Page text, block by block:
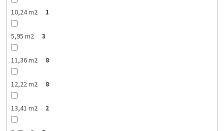
10,24 m2 1
5,95 m2 3
11,36 m2 8
12,22 m2 8
13,41 m2 2